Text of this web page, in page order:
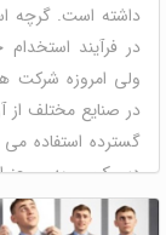
داشته است. گرچه
در فرآیند
ولی امروزه شرکت
در صنایع مختلف
گسترده استفاده
دیسک به
روانشناسی جهت ...